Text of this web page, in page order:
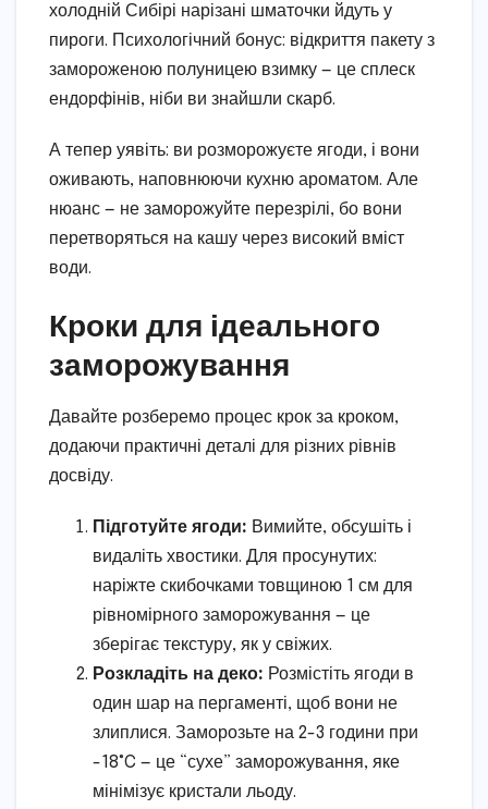
холодній Сибірі нарізані шматочки йдуть у
пироги. Психологічний бонус: відкриття пакету з
замороженою полуницею взимку — це сплеск
ендорфінів, ніби ви знайшли скарб.
А тепер уявіть: ви розморожуєте ягоди, і вони
оживають, наповнюючи кухню ароматом. Але
нюанс — не заморожуйте перезрілі, бо вони
перетворяться на кашу через високий вміст
води.
Кроки для ідеального
заморожування
Давайте розберемо процес крок за кроком,
додаючи практичні деталі для різних рівнів
досвіду.
Підготуйте ягоди: Вимийте, обсушіть і
видаліть хвостики. Для просунутих:
наріжте скибочками товщиною 1 см для
рівномірного заморожування — це
зберігає текстуру, як у свіжих.
Розкладіть на деко: Розмістіть ягоди в
один шар на пергаменті, щоб вони не
злиплися. Заморозьте на 2-3 години при
-18°C — це “сухе” заморожування, яке
мінімізує кристали льоду.